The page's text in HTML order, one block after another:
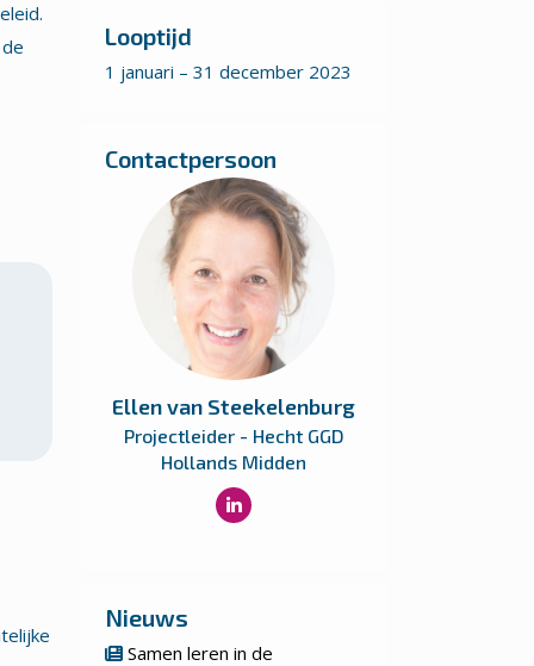
Looptijd
1 januari – 31 december 2023
Contactpersoon
Ellen van Steekelenburg
Projectleider - Hecht GGD
Hollands Midden
Nieuws
Samen leren in de